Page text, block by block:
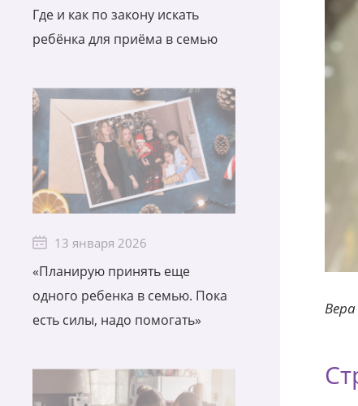
Где и как по закону искать
ребёнка для приёма в семью
13 января 2026
«Планирую принять еще
одного ребенка в семью. Пока
есть силы, надо помогать»